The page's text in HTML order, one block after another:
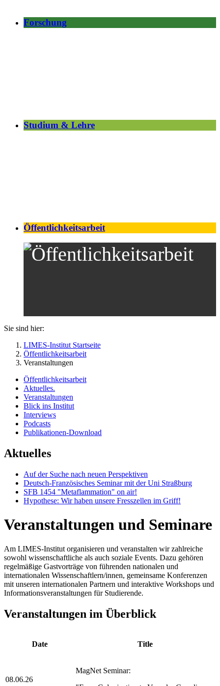
Forschung
Studium & Lehre
Öffentlichkeitsarbeit
Sie sind hier:
LIMES-Institut Startseite
Öffentlichkeitsarbeit
Veranstaltungen
Öffentlichkeitsarbeit
Aktuelles.
Veranstaltungen
Blick ins Institut
Interviews
Podcasts
Publikationen-Download
Aktuelles
Auf der Suche nach neuen Perspektiven
Deutsch-Französisches Seminar mit der Uni Straßburg
SFB 1454 "Metaflammation" on air!
Hypothese: Wir haben unsere Fresszellen im Griff!
Veranstaltungen und Seminare
Am LIMES-Institut organisieren und veranstalten wir zahlreiche
sowohl wissenschaftliche als auch soziale Events. Dazu gehören
regelmäßige Gastvorträge von führenden nationalen und
internationalen Wissenschaftlern/innen, gemeinsame Konferenzen
mit unseren internationalen Partnern und interaktive Workshops und
Informationsveranstaltungen für Studierende.
Veranstaltungen im Überblick
Date Title
08.06.26
MagNet Seminar: